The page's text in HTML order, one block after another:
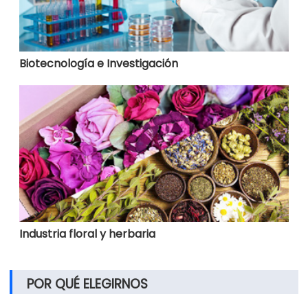
Biotecnología e Investigación
Industria floral y herbaria
POR QUÉ ELEGIRNOS